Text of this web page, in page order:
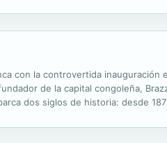
con la controvertida
de la capital congoleña,
dos siglos de historia: desde